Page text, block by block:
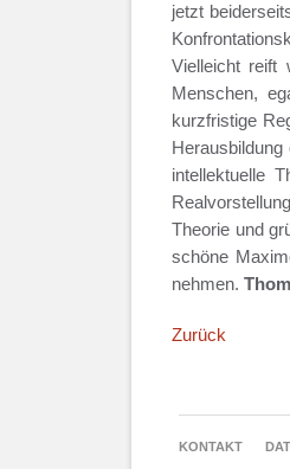
jetzt
Vielleicht reift
Menschen,
kurzfristige
intellektuelle
Theorie und
schöne
nehmen.
Zurück
NAVIGATION
KONTAKT